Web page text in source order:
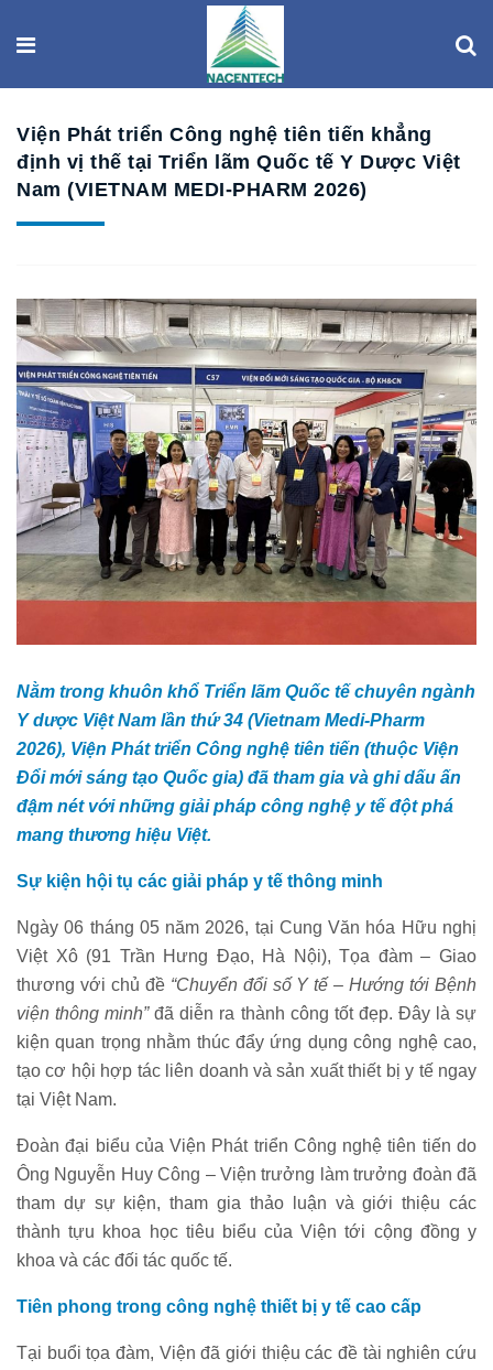
Viện Phát triển Công nghệ tiên tiến khẳng
định vị thế tại Triển lãm Quốc tế Y Dược Việt
Nam (VIETNAM MEDI-PHARM 2026)
Nằm trong khuôn khổ Triển lãm Quốc tế chuyên ngành
Y dược Việt Nam lần thứ 34 (Vietnam Medi-Pharm
2026), Viện Phát triển Công nghệ tiên tiến (thuộc Viện
Đổi mới sáng tạo Quốc gia) đã tham gia và ghi dấu ấn
đậm nét với những giải pháp công nghệ y tế đột phá
mang thương hiệu Việt.
Sự kiện hội tụ các giải pháp y tế thông minh
Ngày 06 tháng 05 năm 2026, tại Cung Văn hóa Hữu nghị
Việt Xô (91 Trần Hưng Đạo, Hà Nội), Tọa đàm – Giao
thương với chủ đề “Chuyển đổi số Y tế – Hướng tới Bệnh
viện thông minh”đã diễn ra thành công tốt đẹp. Đây là sự
kiện quan trọng nhằm thúc đẩy ứng dụng công nghệ cao,
tạo cơ hội hợp tác liên doanh và sản xuất thiết bị y tế ngay
tại Việt Nam.
Đoàn đại biểu của Viện Phát triển Công nghệ tiên tiến do
Ông Nguyễn Huy Công – Viện trưởng làm trưởng đoàn đã
tham dự sự kiện, tham gia thảo luận và giới thiệu các
thành tựu khoa học tiêu biểu của Viện tới cộng đồng y
khoa và các đối tác quốc tế.
Tiên phong trong công nghệ thiết bị y tế cao cấp
Tại buổi tọa đàm, Viện đã giới thiệu các đề tài nghiên cứu